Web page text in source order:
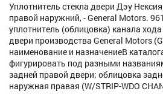
Уплотнитель стекла двери Дэу
правой наружний, - General Motors.
уплотнитель (облицовка) канала
двери производства General Motors
наименование и назначениеВ
фигурировать под разными
задней правой двери; облицовка
наружная правая (W/STRIP-WDO